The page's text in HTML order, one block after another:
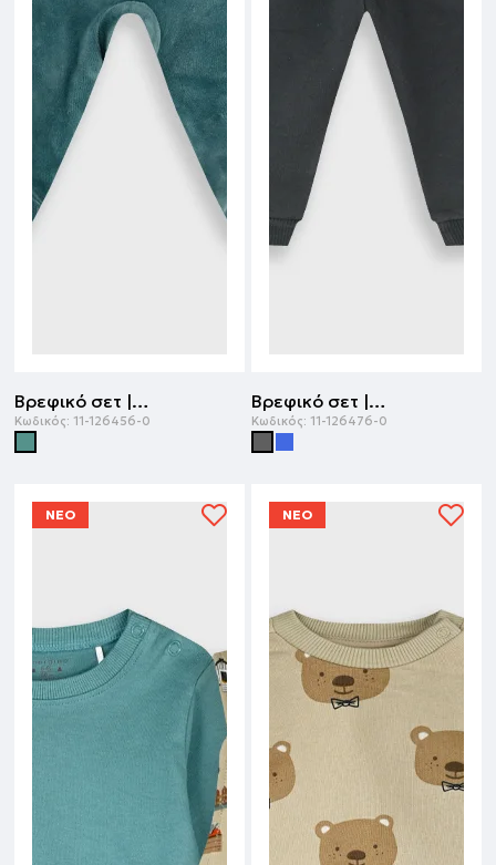
Βρεφικό σετ | ΠΡΑΣΙΝΟ ΤΗΣ ΕΡΗΜΟΥ
Κωδικός: 11-126456-0
Βρεφικό σετ | ΑΝΘΡΑΚΙ
Κωδικός: 11-126476-0
ΝΕΟ ΝΕΟ